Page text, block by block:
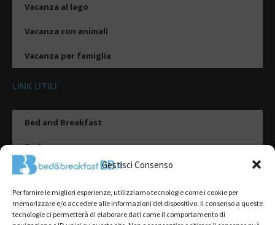
Gestisci Consenso
Per fornire le migliori esperienze, utilizziamo tecnologie come i cookie per
memorizzare e/o accedere alle informazioni del dispositivo. Il consenso a queste
tecnologie ci permetterà di elaborare dati come il comportamento di
Vacanza al lago
Vacanza con animali
Vacanza per famiglia
LINK UTILI
Bed and Breakfast
Esplora
Tipologie di alloggio
Destinazioni
Il mio account